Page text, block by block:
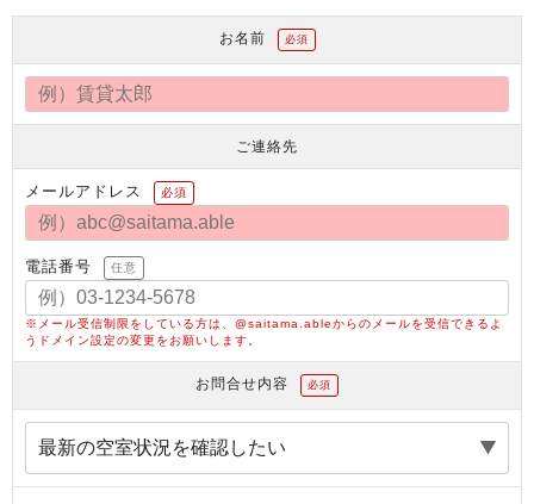
お名前 必須
ご連絡先
メールアドレス 必須
電話番号 任意
※メール受信制限をしている方は、@saitama.ableからのメールを受信できるよ
うドメイン設定の変更をお願いします。
お問合せ内容 必須